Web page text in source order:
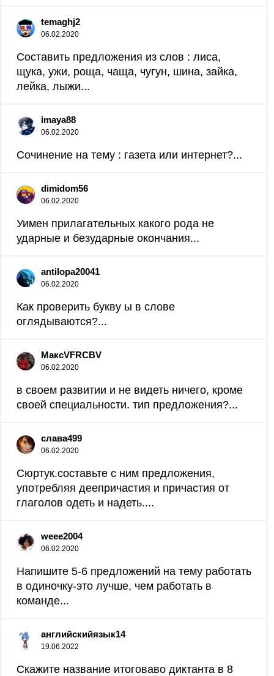
temaghj2
06.02.2020
Составить предложения из слов : лиса,
щука, ужи, роща, чаща, чугун, шина, зайка,
лейка, лыжи...
imaya88
06.02.2020
Сочинение на тему : газета или интернет?...
dimidom56
06.02.2020
Уимен прилагательных какого рода не
ударные и безударные окончания...
antilopa20041
06.02.2020
Как проверить букву ы в слове
оглядываются?...
МаксVFRCBV
06.02.2020
в своем развитии и не видеть ничего, кроме
своей специальности. тип предложения?...
слава499
06.02.2020
Сюртук.составьте с ним предложения,
употребляя деепричастия и причастия от
глаголов одеть и надеть....
weee2004
06.02.2020
Напишите 5-6 предложений на тему работать
в одиночку-это лучше, чем работать в
команде...
английскийязык14
19.06.2022
Скажите название итоговаво диктанта в 8